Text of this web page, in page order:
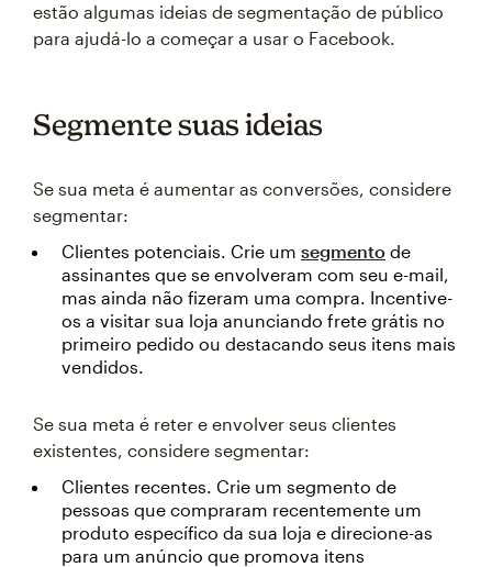
estão algumas ideias de segmentação de público
para ajudá-lo a começar a usar o Facebook.
Segmente suas ideias
Se sua meta é aumentar as conversões, considere
segmentar:
Clientes potenciais. Crie um segmento de
assinantes que se envolveram com seu e-mail,
mas ainda não fizeram uma compra. Incentive-
os a visitar sua loja anunciando frete grátis no
primeiro pedido ou destacando seus itens mais
vendidos.
Se sua meta é reter e envolver seus clientes
existentes, considere segmentar:
Clientes recentes. Crie um segmento de
pessoas que compraram recentemente um
produto específico da sua loja e direcione-as
para um anúncio que promova itens